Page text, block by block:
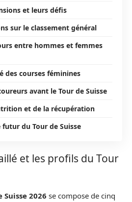
et leurs défis
sur le classement général
entre hommes et femmes
des courses féminines
avant le Tour de Suisse
et de la récupération
du Tour de Suisse
et les profils du Tour
Suisse 2026 se compose de cinq